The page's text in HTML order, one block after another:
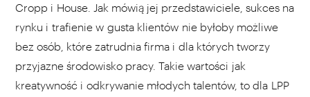
Cropp i House. Jak mówią jej przedstawiciele, sukces na
rynku i trafienie w gusta klientów nie byłoby możliwe
bez osób, które zatrudnia firma i dla których tworzy
przyjazne środowisko pracy. Takie wartości jak
kreatywność i odkrywanie młodych talentów, to dla LPP